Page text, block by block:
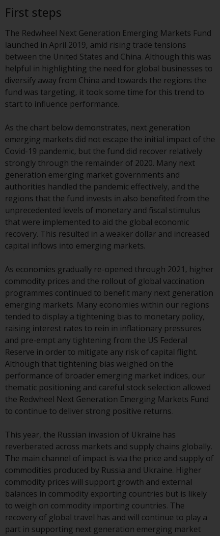
dieser Website erwähnte
Produkte oder Dienstleistungen
werden auf der Grundlage
bestimmter Registrierungen in
relevanten Gerichtsbarkeiten
gemäß den Europäischen
Richtlinien zur Koordinierung von
Gesetzen, Vorschriften und
Verwaltungsvorschriften in Bezug
auf Organismen für gemeinsame
Anlagen in Wertpapieren
(UCITS/OGAW) (Richtlinie
2009/65/EG ) und die Richtlinie
über die Verwalter alternativer
Investmentfonds (Richtlinie
2011/61/EU) sowie die
entsprechenden Regelungen, die
diese Regelungen in britisches
Recht umgesetzt und dann beim
Austritt des Vereinigten
Königreichs aus der Europäischen
Union ersetzt haben; es kann
jedoch zusätzliche Anforderungen
oder Formalitäten geben, die Ihre
Anlage verbieten.
Dementsprechend sind Sie
verpflichtet, sich über solche
Einschränkungen zu informieren
und diese zu beachten. Auf dieser
Website erwähnte Produkte oder
Dienstleistungen sind nur für den
Vertrieb in jenen
Gerichtsbarkeiten bestimmt, in
denen und an diejenigen
Personen, denen das Anbieten
solcher Produkte und
Dienstleistungen gestattet ist.
Informationen für Anleger in der
Schweiz
Dies ist ein Werbedokument.
First steps
The Redwheel Next Generation Emerging Markets Fund
launched in April 2019, amid rising trade tensions
between the United States and China. Although this was
helpful in highlighting the need for global businesses to
diversify away from China and towards the regions the
fund was targeting, it took some time for this trend to
start to influence performance.
As the chart below demonstrates, next generation
emerging markets did not escape the initial impact of the
Covid-19 pandemic, but the fund did recover relatively
strongly through the remainder of 2020. Many next
generation emerging market governments and
authorities handled the pandemic effectively, and the
regions that the fund invests in also benefited from the
unprecedented levels of monetary and fiscal stimulus
that were implemented to aid the global economic
recovery. This resulted in a weaker dollar and increased
capital inflows into emerging markets.
As economies gradually re-opened through 2021, higher
commodity prices and the rollout of global vaccination
programmes continued to benefit many next generation
emerging markets. Many economies within our regions
tended to display a tightening bias to monetary policy,
raising interest rates to rein in inflationary pressures
and pre-empt any tightening from the US Federal
Reserve in order to mitigate any risk of capital flight.
Although that tightening bias weighed on the
performance of broader emerging market indices, our
thematic positioning and careful stock selection allowed
the Redwheel Next Generation Emerging Markets Fund
to continue to deliver strong positive returns.
This year, the Russian invasion of Ukraine has
reverberated across markets and supply chains globally.
The main channel of impact is via the price and supply of
commodities produced by Russia and Ukraine. Higher
commodity prices will support growth and external
balances in commodity exporting countries but is likely
to weigh on commodity importing countries. The
recovery of global travel has and will continue to play a
part in supporting next generation emerging market